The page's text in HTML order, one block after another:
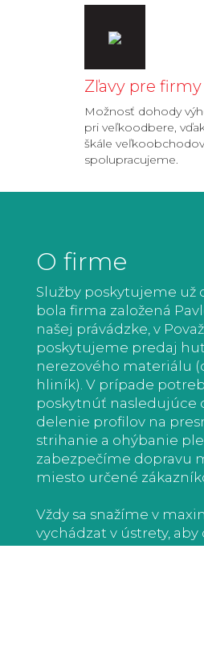
Zľavy pre firmy
Možnosť dohody
pri veľkoodbere,
škále
spolupracujeme.
O firme
Služby poskytujeme už
bola firma založená
našej právádzke, v
poskytujeme predaj
nerezového materiálu
hliník). V prípade
poskytnúť nasledujúce
delenie profilov na
strihanie a ohýbanie
zabezpečíme dopravu
miesto určené
Vždy sa snažíme v
vychádzat v ústrety, aby
odchádzali spokojní